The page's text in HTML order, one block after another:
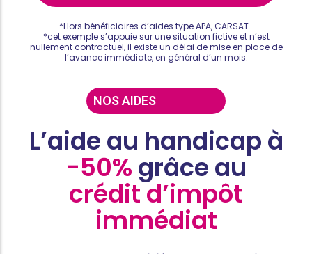
*Hors bénéficiaires d’aides type APA, CARSAT…
*cet exemple s’appuie sur une situation fictive et n’est
nullement contractuel, il existe un délai de mise en place de
l’avance immédiate, en général d’un mois.
NOS AIDES
L’aide au handicap à
-50% grâce au
crédit d’impôt
immédiat